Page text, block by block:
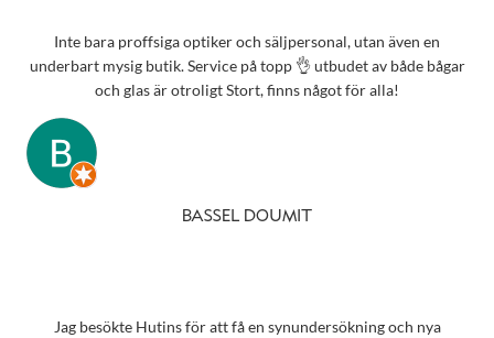
Inte bara proffsiga optiker och säljpersonal, utan även en
underbart mysig butik. Service på topp 👌 utbudet av både bågar
och glas är otroligt Stort, finns något för alla!
BASSEL DOUMIT
Jag besökte Hutins för att få en synundersökning och nya